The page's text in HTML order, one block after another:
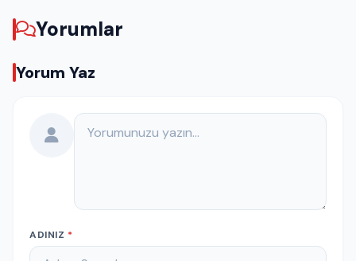
Yorumlar
Yorum Yaz
Yorumunuz
ADINIZ *